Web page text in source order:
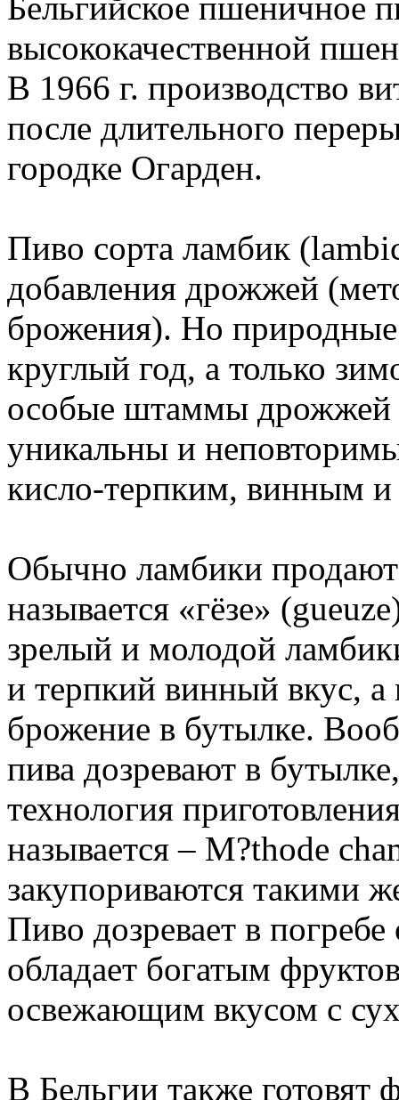
высококачественной
В 1966 г. производство
после длительного
городке Огарден.
Пиво сорта ламбик
добавления дрожжей
брожения). Но
круглый год, а только
особые штаммы дрожжей
уникальны и
кисло-терпким, винным
Обычно ламбики
называется «гёзе»
зрелый и молодой
и терпкий винный вкус,
брожение в бутылке.
пива дозревают в
технология
называется – M?thode
закупориваются такими
Пиво дозревает в
обладает богатым
освежающим вкусом с
В Бельгии также готовят